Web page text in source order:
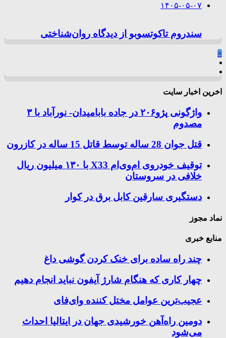
۱۴۰۵-۰۵-۰۷
سندروم تاکوتسوبو از دیدگاه روان‌شناختی
×
اخرین اخبار سایت
واژگونی پژو۲۰۶ در جاده بابامیدان- نورآباد با ۳
مصدوم
قتل جوان 28 ساله توسط قاتل 15 ساله در کازرون
توقیف خودروی ام‌وی‌ام X33 با ۱۳۰ میلیون ریال
خلافی در سروستان
دستگیری سارقین کابل برق در کوار
نماد مجوز
منابع خبری
چند راه‌ ساده برای خنک کردن گوشی داغ
چهار کاری که هنگام شارژ آیفون نباید انجام دهیم
عجیب‌ترین عوامل مختل کننده وای‌فای
دومین راه‌آهن خورشیدی جهان در ایتالیا احداث
می‌شود